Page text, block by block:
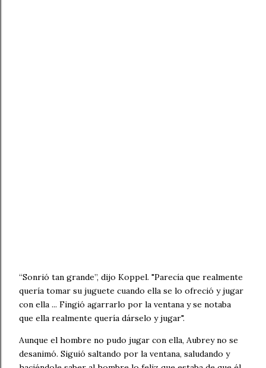
“Sonrió tan grande”, dijo Koppel. "Parecía que realmente
quería tomar su juguete cuando ella se lo ofreció y jugar
con ella ... Fingió agarrarlo por la ventana y se notaba
que ella realmente quería dárselo y jugar".
Aunque el hombre no pudo jugar con ella, Aubrey no se
desanimó. Siguió saltando por la ventana, saludando y